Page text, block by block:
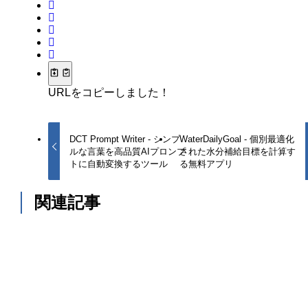
URLをコピーしました！
DCT Prompt Writer - シンプ
ルな言葉を高品質AIプロンプ
トに自動変換するツール
WaterDailyGoal - 個別最適化
された水分補給目標を計算す
る無料アプリ
関連記事